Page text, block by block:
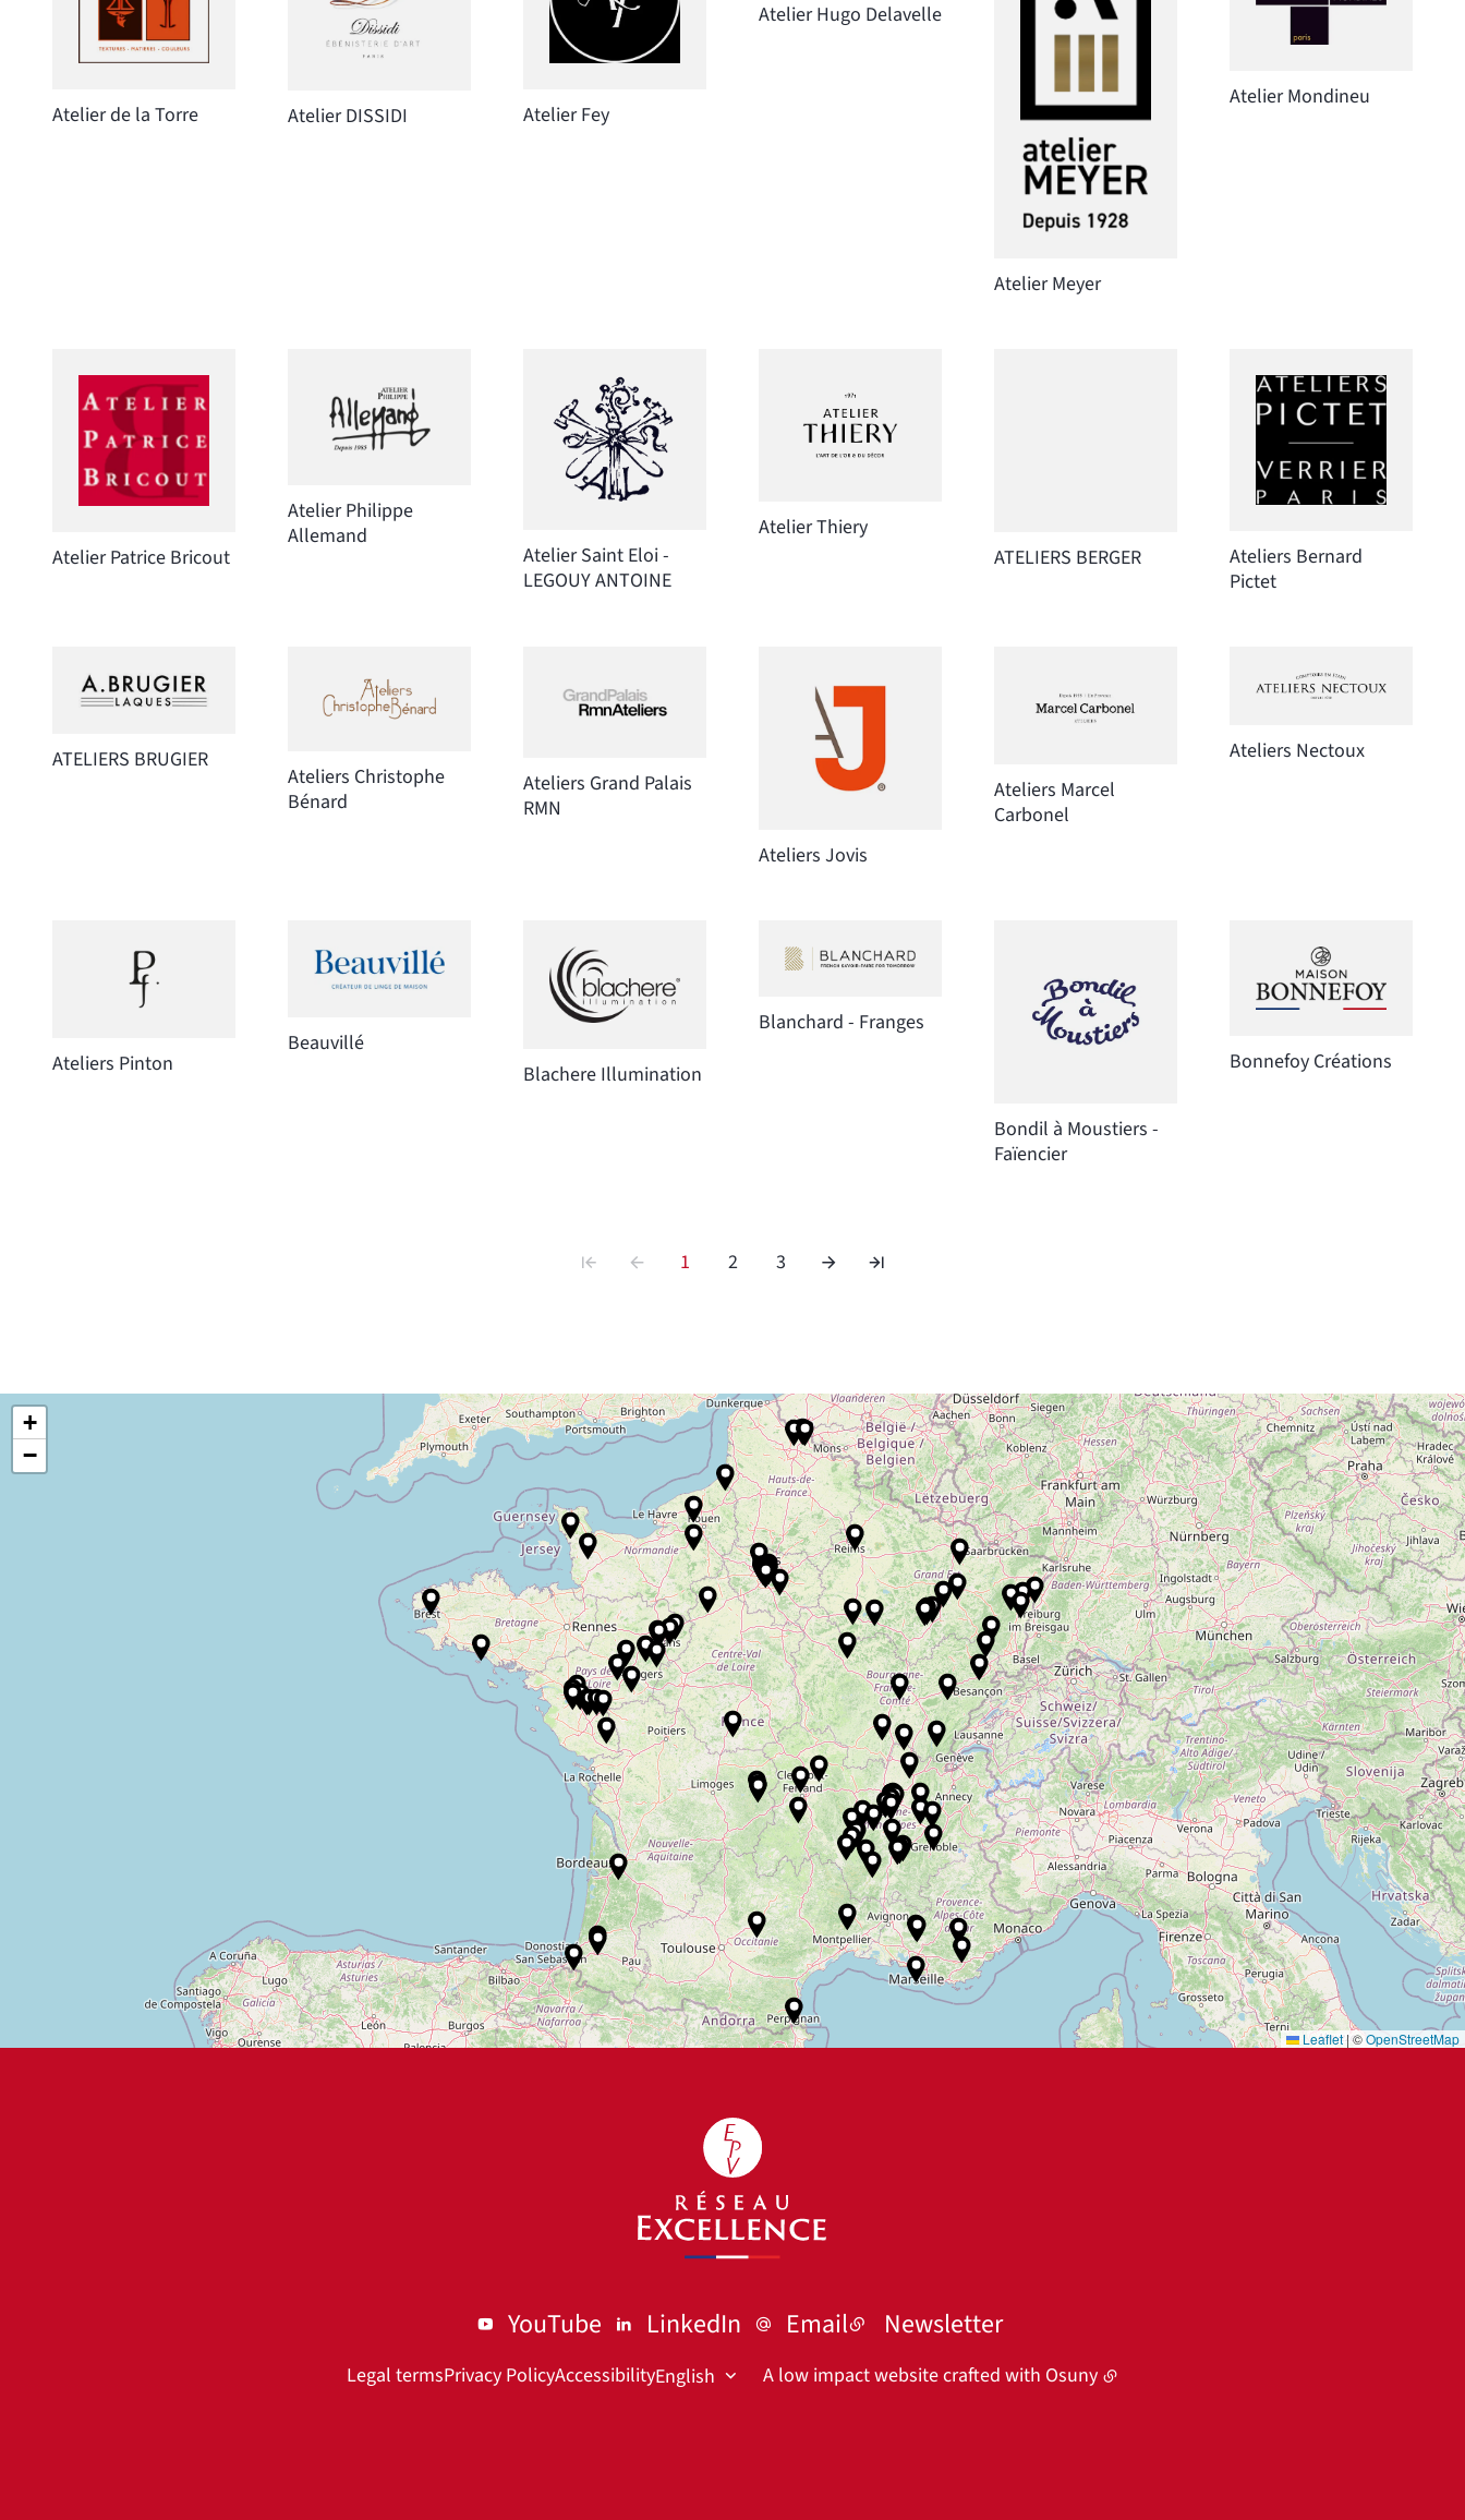
Atelier de la Torre Atelier DISSIDI Atelier Fey
Atelier Hugo Delavelle
Atelier Meyer
Atelier Mondineu
Atelier Patrice Bricout
Atelier Philippe
Allemand
Atelier Saint Eloi -
LEGOUY ANTOINE
Atelier Thiery
ATELIERS BERGER
Ateliers Bernard
Pictet
ATELIERS BRUGIER
Ateliers Christophe
Bénard
Ateliers Grand Palais
RMN
Ateliers Jovis
Ateliers Marcel
Carbonel
Ateliers Nectoux
Ateliers Pinton
Beauvillé
Blachere Illumination
Blanchard - Franges
Bondil à Moustiers -
Faïencier
Bonnefoy Créations
1 2 3
+
−
Leaflet|©OpenStreetMap
Newsletter
Email
LinkedIn
YouTube
Legal termsPrivacy PolicyAccessibilityEnglish A low impact website crafted with Osuny